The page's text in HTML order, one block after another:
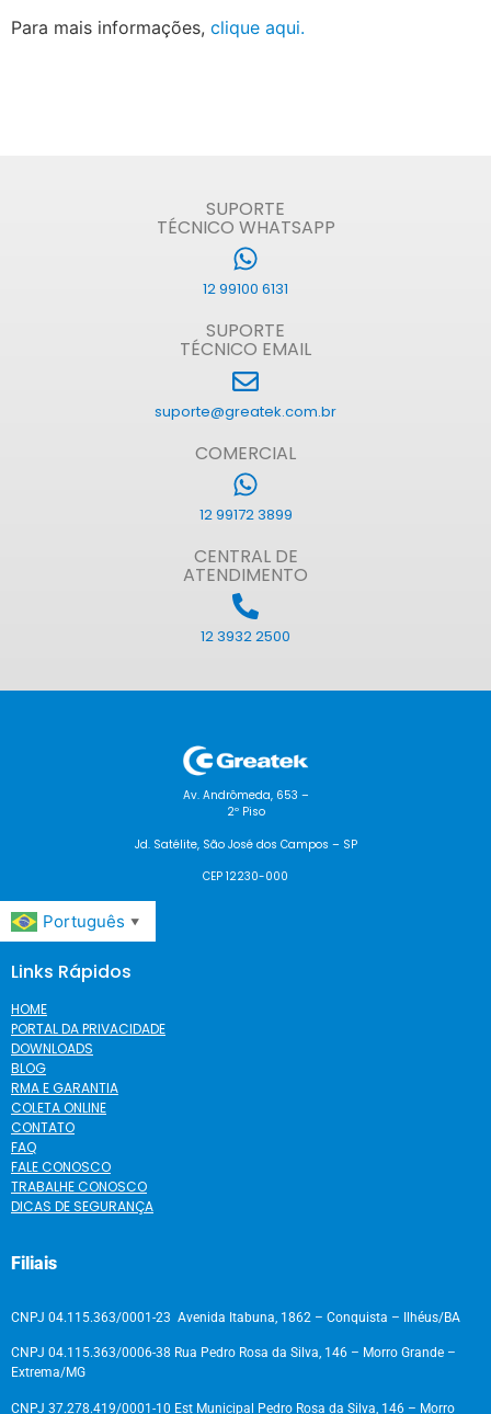
Para mais informações, clique aqui.
SUPORTE
TÉCNICO WHATSAPP
12 99100 6131
SUPORTE
TÉCNICO EMAIL
suporte@greatek.com.br
COMERCIAL
12 99172 3899
CENTRAL DE
ATENDIMENTO
12 3932 2500
Av. Andrômeda, 653 –
2º Piso
Jd. Satélite, São José dos Campos – SP
CEP 12230-000
Português ▼
Links Rápidos
HOME
PORTAL DA PRIVACIDADE
DOWNLOADS
BLOG
RMA E GARANTIA
COLETA ONLINE
CONTATO
FAQ
FALE CONOSCO
TRABALHE CONOSCO
DICAS DE SEGURANÇA
Filiais
CNPJ 04.115.363/0001-23 Avenida Itabuna, 1862 – Conquista – Ilhéus/BA
CNPJ 04.115.363/0006-38 Rua Pedro Rosa da Silva, 146 – Morro Grande –
Extrema/MG
CNPJ 37.278.419/0001-10 Est Municipal Pedro Rosa da Silva, 146 – Morro